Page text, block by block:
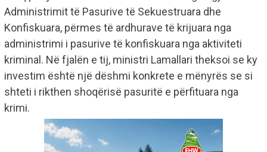
Administrimit të Pasurive të Sekuestruara dhe
Konfiskuara, përmes të ardhurave të krijuara nga
administrimi i pasurive të konfiskuara nga aktiviteti
kriminal. Në fjalën e tij, ministri Lamallari theksoi se ky
investim është një dëshmi konkrete e mënyrës se si
shteti i rikthen shoqërisë pasuritë e përfituara nga
krimi.